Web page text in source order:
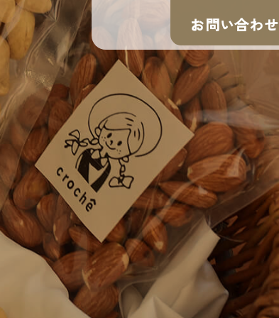
お問い合わせ